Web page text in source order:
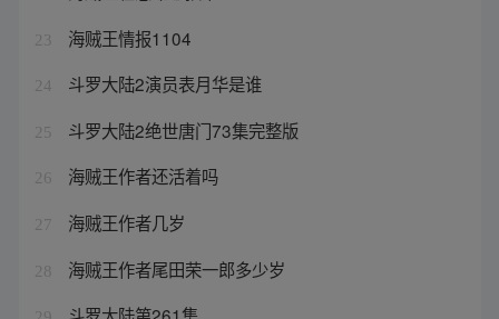
23 海贼王情报1104
24 斗罗大陆2演员表月华是谁
25 斗罗大陆2绝世唐门73集完整版
26 海贼王作者还活着吗
27 海贼王作者几岁
28 海贼王作者尾田荣一郎多少岁